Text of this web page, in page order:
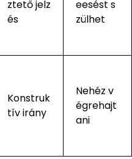
ztető jelz
és
eesést s
zülhet
Konstruk
tív irány
Nehéz v
égrehajt
ani